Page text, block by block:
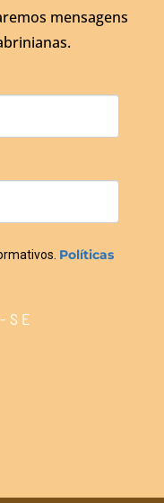
mensagens
Políticas
SE